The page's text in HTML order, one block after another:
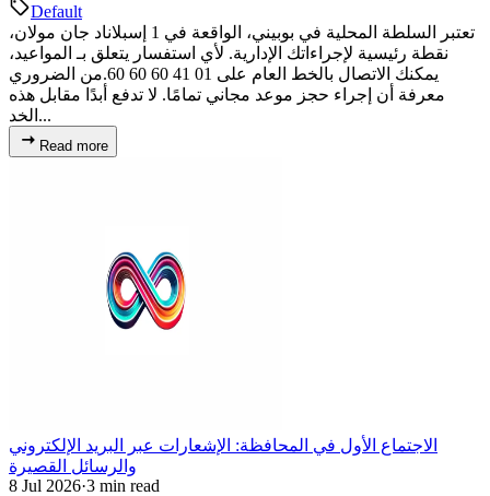
Default
تعتبر السلطة المحلية في بوبيني، الواقعة في 1 إسبلاناد جان مولان،
نقطة رئيسية لإجراءاتك الإدارية. لأي استفسار يتعلق بـ المواعيد،
يمكنك الاتصال بالخط العام على 01 41 60 60 60.من الضروري
معرفة أن إجراء حجز موعد مجاني تمامًا. لا تدفع أبدًا مقابل هذه
الخد...
Read more
الاجتماع الأول في المحافظة: الإشعارات عبر البريد الإلكتروني
والرسائل القصيرة
8 Jul 2026·3 min read